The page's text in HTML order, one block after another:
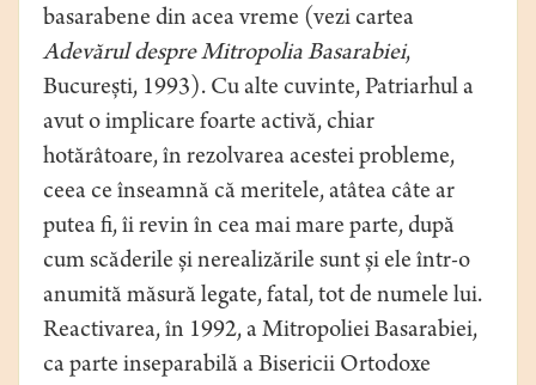
basarabene din acea vreme (vezi cartea
Adevărul despre Mitropolia Basarabiei,
București, 1993). Cu alte cuvinte, Patriarhul a
avut o implicare foarte activă, chiar
hotărâtoare, în rezolvarea acestei probleme,
ceea ce înseamnă că meritele, atâtea câte ar
putea fi, îi revin în cea mai mare parte, după
cum scăderile și nerealizările sunt și ele într-o
anumită măsură legate, fatal, tot de numele lui.
Reactivarea, în 1992, a Mitropoliei Basarabiei,
ca parte inseparabilă a Bisericii Ortodoxe